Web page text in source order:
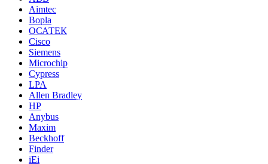
Aimtec
Bopla
ОСАТЕК
Cisco
Siemens
Microchip
Cypress
LPA
Allen Bradley
HP
Anybus
Maxim
Beckhoff
Finder
iEi